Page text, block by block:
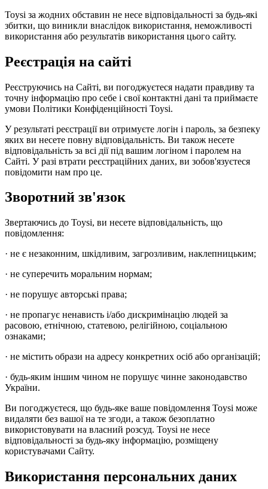
Toysi за жодних обставин не несе відповідальності за будь-які
збитки, що виникли внаслідок використання, неможливості
використання або результатів використання цього сайту.
Реєстрація на сайті
Реєструючись на Сайті, ви погоджуєтеся надати правдиву та
точну інформацію про себе і свої контактні дані та приймаєте
умови Політики Конфіденційності Toysi.
У результаті реєстрації ви отримуєте логін і пароль, за безпеку
яких ви несете повну відповідальність. Ви також несете
відповідальність за всі дії під вашим логіном і паролем на
Сайті. У разі втрати реєстраційних даних, ви зобов'язуєтеся
повідомити нам про це.
Зворотний зв'язок
Звертаючись до Toysi, ви несете відповідальність, що
повідомлення:
· не є незаконним, шкідливим, загрозливим, наклепницьким;
· не суперечить моральним нормам;
· не порушує авторські права;
· не пропагує ненависть і/або дискримінацію людей за
расовою, етнічною, статевою, релігійною, соціальною
ознаками;
· не містить образи на адресу конкретних осіб або організацій;
· будь-яким іншим чином не порушує чинне законодавство
України.
Ви погоджуєтеся, що будь-яке ваше повідомлення Toysi може
видаляти без вашої на те згоди, а також безоплатно
використовувати на власний розсуд. Toysi не несе
відповідальності за будь-яку інформацію, розміщену
користувачами Сайту.
Використання персональних даних